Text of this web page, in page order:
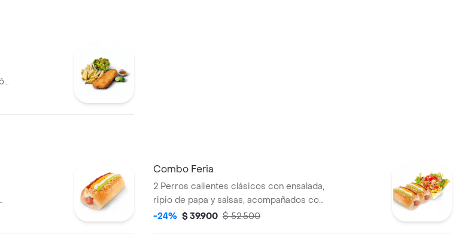
Combo Feria
2 Perros calientes clásicos con ensalada,
ripio de papa y salsas, acompañados con
una Monumental Burger fries: Papas
-24% $ 39.900 $ 52.500